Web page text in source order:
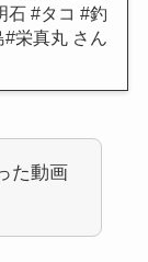
石 #タコ #釣
栄真丸 さん
た動画